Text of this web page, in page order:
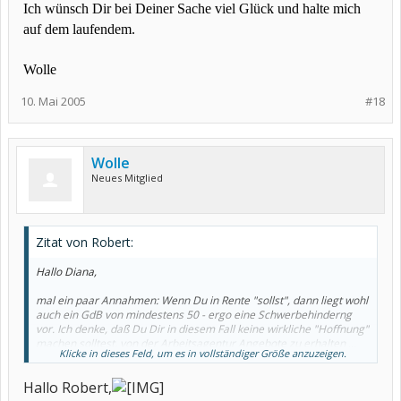
Ich wünsch Dir bei Deiner Sache viel Glück und halte mich
auf dem laufendem.
Wolle
#18
10. Mai 2005
Wolle
Neues Mitglied
Zitat von Robert:
Hallo Diana,
mal ein paar Annahmen: Wenn Du in Rente "sollst", dann liegt wohl
auch ein GdB von mindestens 50 - ergo eine Schwerbehinderng
vor. Ich denke, daß Du Dir in diesem Fall keine wirkliche "Hoffnung"
machen solltest, von der Arbeitsagentur Angebote zu erhalten ...
einer Umschulung zu tun hat, das erschließt sich mir leider nicht,
Klicke in dieses Feld, um es in vollständiger Größe anzuzeigen.
Hallo Robert,